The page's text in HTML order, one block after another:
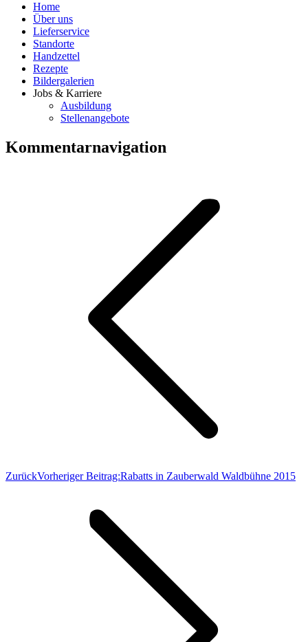
Home
Über uns
Lieferservice
Standorte
Handzettel
Rezepte
Bildergalerien
Jobs & Karriere
Ausbildung
Stellenangebote
Kommentarnavigation
ZurückVorheriger Beitrag:Rabatts in Zauberwald Waldbühne 2015